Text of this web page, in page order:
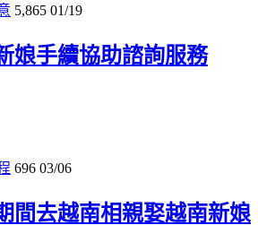
5,865 01/19
娘手續協助諮詢服務
696 03/06
間去越南相親娶越南新娘